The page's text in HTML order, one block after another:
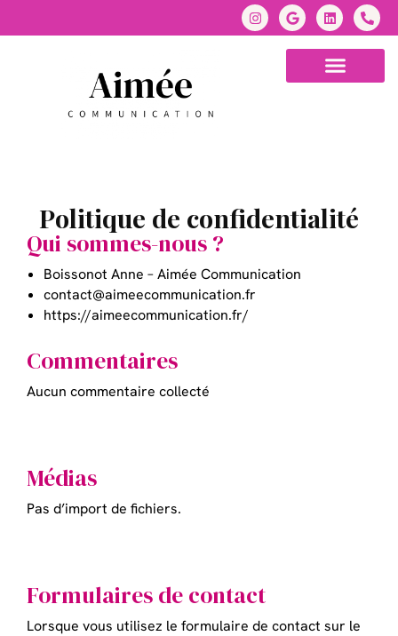
Politique de confidentialité
Qui sommes-nous ?
Boissonot Anne – Aimée Communication
contact@aimeecommunication.fr
https://aimeecommunication.fr/
Commentaires
Aucun commentaire collecté
Médias
Pas d’import de fichiers.
Formulaires de contact
Lorsque vous utilisez le formulaire de contact sur le